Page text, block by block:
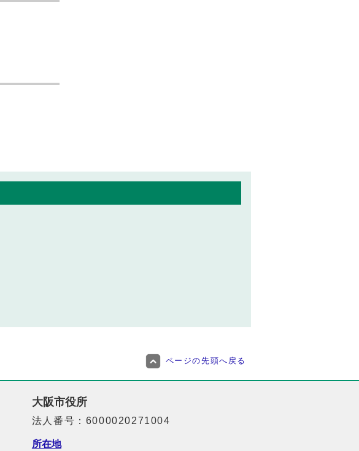
ページの先頭へ戻る
大阪市役所
法人番号：6000020271004
所在地